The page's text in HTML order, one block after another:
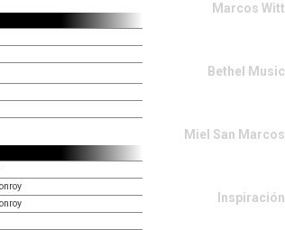
Marcos Witt
Bethel Music
Miel San Marcos
Inspiración